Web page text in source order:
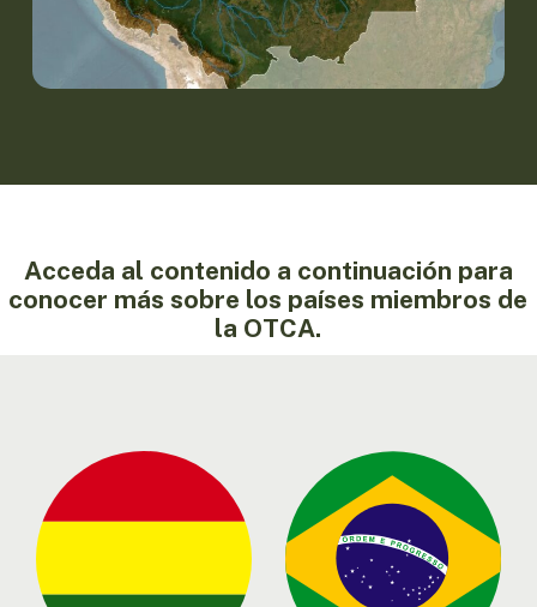
Acceda al contenido a continuación para
conocer más sobre los países miembros de
la OTCA.